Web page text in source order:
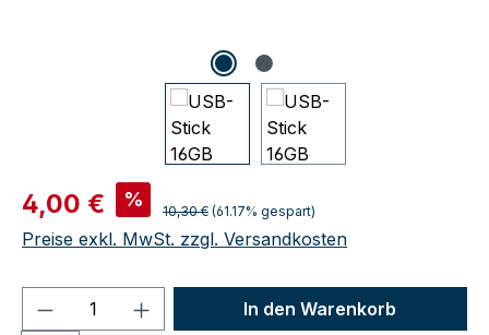
Verkaufspreis:
4,00 € % Regulärer Preis:
10,30 € (61.17% gespart)
Preise exkl. MwSt. zzgl. Versandkosten
Produkt Anzahl: Gib denIn den Warenkorb